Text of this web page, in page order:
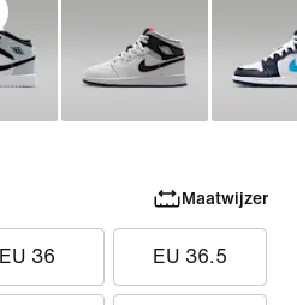
Maatwijzer
EU 36 EU 36.5